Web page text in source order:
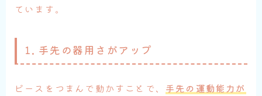
ています。
1. 手先の器用さがアップ
ピースをつまんで動かすことで、 手先の運動能力が